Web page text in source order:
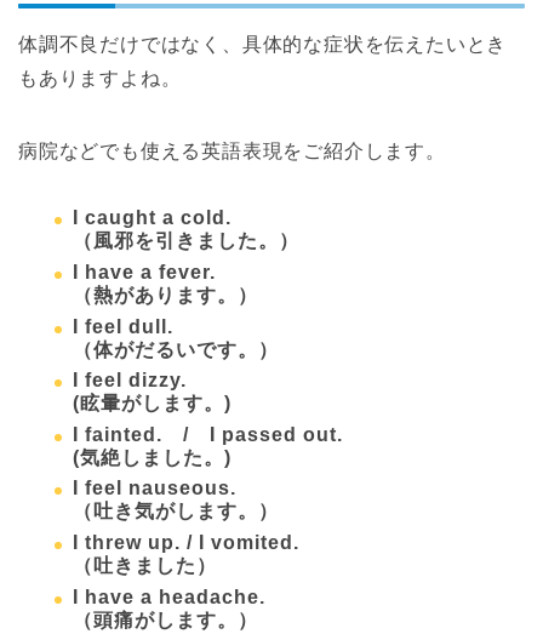
体調不良だけではなく、具体的な症状を伝えたいとき
もありますよね。
病院などでも使える英語表現をご紹介します。
I caught a cold.
（風邪を引きました。）
I have a fever.
（熱があります。）
I feel dull.
（体がだるいです。）
I feel dizzy.
(眩暈がします。)
I fainted. / I passed out.
(気絶しました。)
I feel nauseous.
（吐き気がします。）
I threw up. / I vomited.
（吐きました）
I have a headache.
（頭痛がします。）